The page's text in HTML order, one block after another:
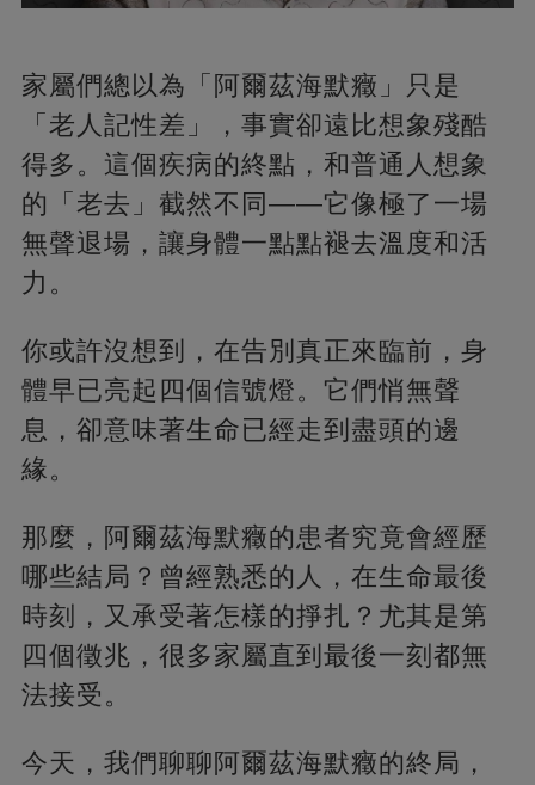
家屬們總以為「阿爾茲海默癥」只是
「老人記性差」，事實卻遠比想象殘酷
得多。這個疾病的終點，和普通人想象
的「老去」截然不同——它像極了一場
無聲退場，讓身體一點點褪去溫度和活
力。
你或許沒想到，在告別真正來臨前，身
體早已亮起四個信號燈。它們悄無聲
息，卻意味著生命已經走到盡頭的邊
緣。
那麼，阿爾茲海默癥的患者究竟會經歷
哪些結局？曾經熟悉的人，在生命最後
時刻，又承受著怎樣的掙扎？尤其是第
四個徵兆，很多家屬直到最後一刻都無
法接受。
今天，我們聊聊阿爾茲海默癥的終局，